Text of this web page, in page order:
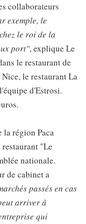
collaborateurs
exemple, le
le roi de la
port", explique Le
le restaurant de
le restaurant La
d'Estrosi.
la région Paca
"Le
nationale.
de cabinet a
passés en cas
arriver à
qui